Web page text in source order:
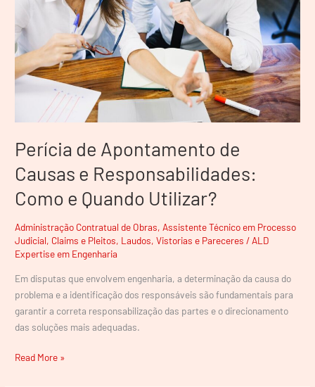
Perícia de Apontamento de
Causas e Responsabilidades:
Como e Quando Utilizar?
Administração Contratual de Obras, Assistente Técnico em Processo
Judicial, Claims e Pleitos, Laudos, Vistorias e Pareceres / ALD
Expertise em Engenharia
Em disputas que envolvem engenharia, a determinação da causa do
problema e a identificação dos responsáveis são fundamentais para
garantir a correta responsabilização das partes e o direcionamento
das soluções mais adequadas.
Responsabilidades:
Como
e
Read More »